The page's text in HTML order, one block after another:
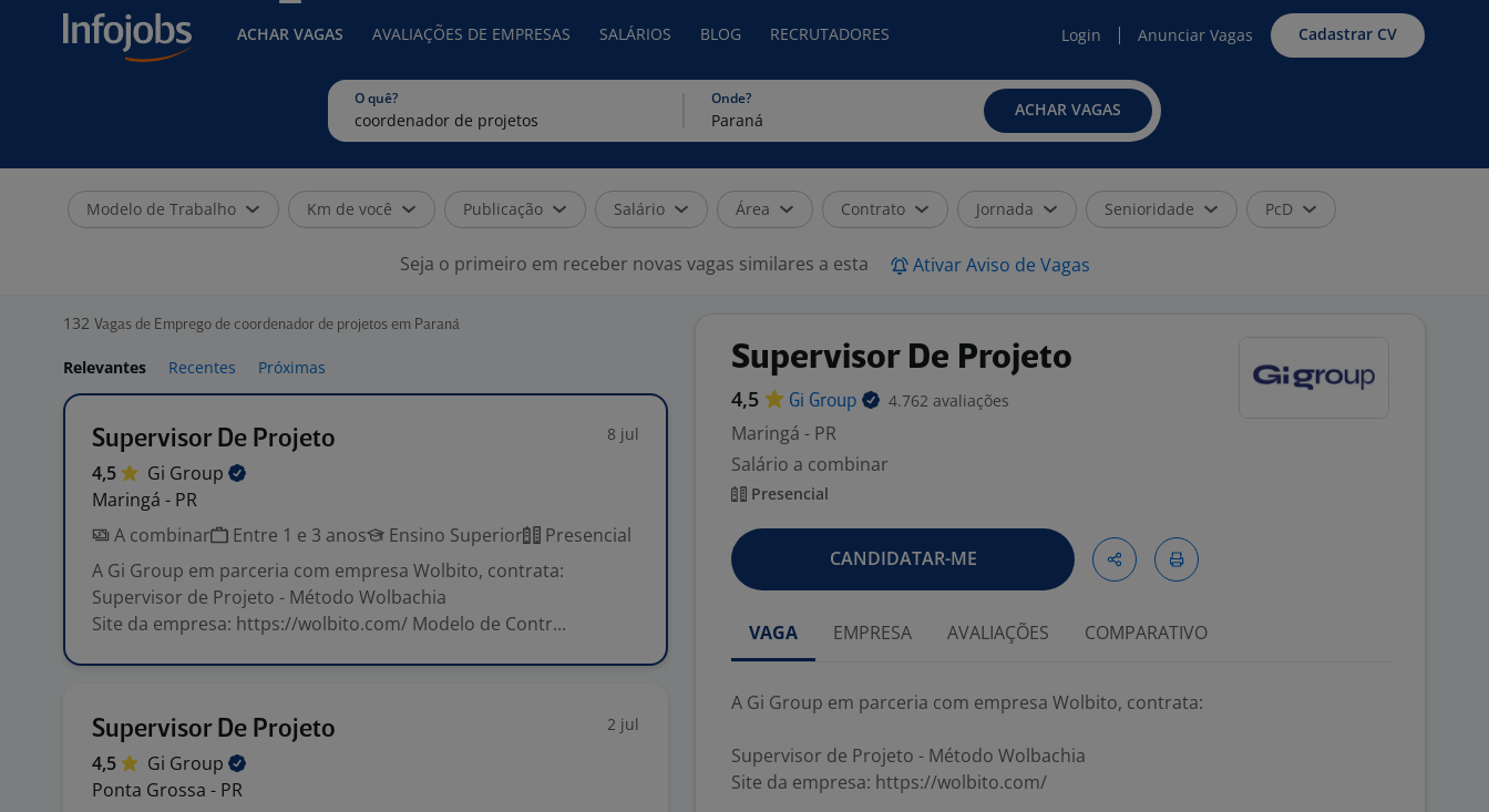
ACHAR VAGAS AVALIAÇÕES DE EMPRESAS SALÁRIOS BLOG RECRUTADORES Login Anunciar Vagas Cadastrar CV
O quê? Onde?
ACHAR VAGAS
Modelo de Trabalho Km de você Publicação Salário Área Contrato Jornada Senioridade PcD
Seja o primeiro em receber novas vagas similares a esta Ativar Aviso de Vagas
132 Vagas de Emprego de coordenador de projetos em Paraná
Relevantes Recentes Próximas
Supervisor De Projeto 8 jul
4,5 Gi Group
Maringá - PR
A combinar
Entre 1 e 3 anos Ensino Superior
Presencial
A Gi Group em parceria com empresa Wolbito, contrata:
Supervisor de Projeto - Método Wolbachia
Site da empresa: https://wolbito.com/ Modelo de Contr...
Supervisor De Projeto 2 jul
4,5 Gi Group
Ponta Grossa - PR
Supervisor De Projeto
4,5 Gi Group 4.762 avaliações
Maringá - PR
Salário a combinar
Presencial
CANDIDATAR-ME
VAGA EMPRESA AVALIAÇÕES COMPARATIVO
A Gi Group em parceria com empresa Wolbito, contrata:
Supervisor de Projeto - Método Wolbachia
Site da empresa: https://wolbito.com/